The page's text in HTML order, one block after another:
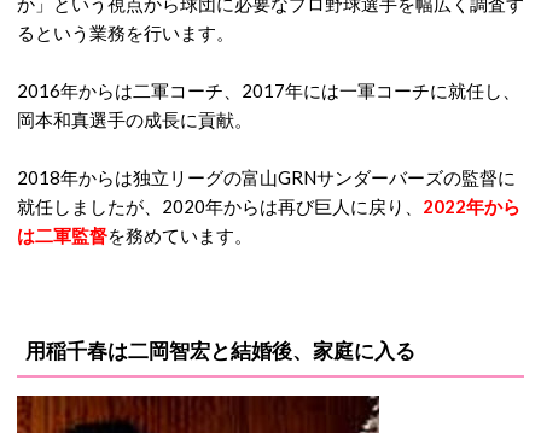
るという業務を行います。
2016年からは二軍コーチ、2017年には一軍コーチに就任し、
岡本和真選手の成長に貢献。
2018年からは独立リーグの富山GRNサンダーバーズの監督に
就任しましたが、2020年からは再び巨人に戻り、 2022年から
は二軍監督を務めています。
用稲千春は二岡智宏と結婚後、家庭に入る